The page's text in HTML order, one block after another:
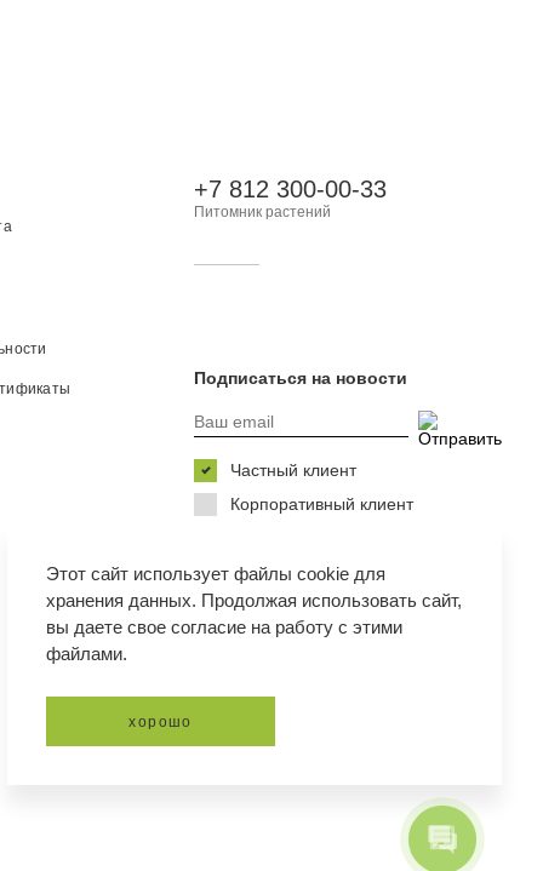
+7 812 300-00-33
Питомник растений
Подписаться на новости
Частный клиент
Корпоративный клиент
политику в отношении обработки
Этот сайт использует файлы cookie для
хранения данных. Продолжая использовать сайт,
вы даете свое согласие на работу с этими
файлами.
хорошо